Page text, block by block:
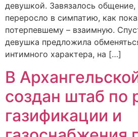
девушкой. Завязалось
переросло в симпатию, как
потерпевшему – взаимную.
девушка предложила
интимного характера, на […]
В
создан штаб по
газификации и